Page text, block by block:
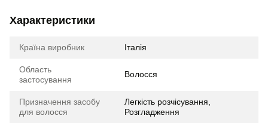
Характеристики
Країна виробник Італія
Область
застосування
Волосся
Призначення засобу
для волосся
Легкість розчісування,
Розгладження